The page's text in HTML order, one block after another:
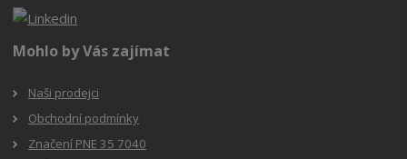
Mohlo by Vás zajímat
Naši prodejci
Obchodní podmínky
Značení PNE 35 7040